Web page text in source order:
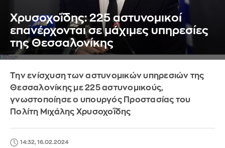
Χρυσοχοΐδης: 225 αστυνομικοί
επανέρχονται σε μάχιμες υπηρεσίες
της Θεσσαλονίκης
Την ενίσχυση των αστυνομικών υπηρεσιών της
Θεσσαλονίκης με 225 αστυνομικούς,
γνωστοποίησε ο υπουργός Προστασίας του
Πολίτη Μιχάλης Χρυσοχοΐδης
14:32, 16.02.2024